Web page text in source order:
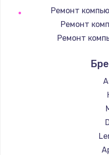
Ремонт
Ремонт
Ремонт
Ремонт
Ремонт